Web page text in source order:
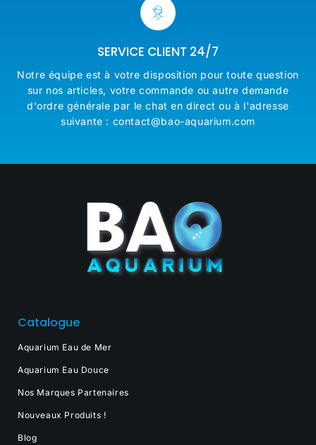
SERVICE CLIENT 24/7
Notre équipe est à votre disposition pour toute question
sur nos articles, votre commande ou autre demande
d'ordre générale par le chat en direct ou à l'adresse
suivante : contact@bao-aquarium.com
Catalogue
Aquarium Eau de Mer
Aquarium Eau Douce
Nos Marques Partenaires
Nouveaux Produits !
Blog